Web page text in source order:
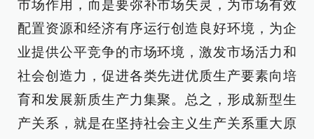
市场作用，而是要弥补市场失灵，为市场有效
配置资源和经济有序运行创造良好环境，为企
业提供公平竞争的市场环境，激发市场活力和
社会创造力，促进各类先进优质生产要素向培
育和发展新质生产力集聚。总之，形成新型生
产关系，就是在坚持社会主义生产关系重大原